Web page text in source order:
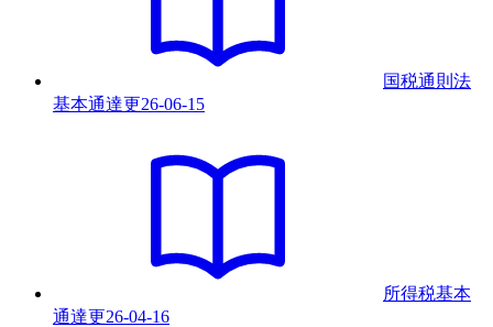
国税通則法
基本通達更26-06-15
所得税基本
通達更26-04-16